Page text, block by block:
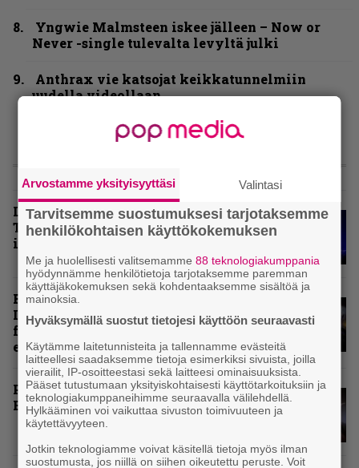
Yngwie Malmsteen iskee jälleen – Now or
Never -single tulevalta levyltä julki
Anthrax vie katsojat keikkatunnelmiin
uudella videollaan
Livearvio: Loppuunmyyty
Tavastia saatteli Sepulturan
ikiuneen
Rokki Raikasi Tampereella –
Infernon neljä väkevää nostoa
festarin kakkospäivän
esityksistä
Paluu vanhaan liittoon – Arch
Enemy Tavastialla
Arvostamme yksityisyyttäsi Valintasi
Tarvitsemme suostumuksesi tarjotaksemme
henkilökohtaisen käyttökokemuksen
Me ja huolellisesti valitsemamme88 teknologiakumppania
hyödynnämme henkilötietoja tarjotaksemme paremman
käyttäjäkokemuksen sekä kohdentaaksemme sisältöä ja
mainoksia.
Hyväksymällä suostut tietojesi käyttöön seuraavasti
Käytämme laitetunnisteita ja tallennamme evästeitä
laitteellesi saadaksemme tietoja esimerkiksi sivuista, joilla
vierailit, IP-osoitteestasi sekä laitteesi ominaisuuksista.
Pääset tutustumaan yksityiskohtaisesti käyttötarkoituksiin ja
teknologiakumppaneihimme seuraavalla välilehdellä.
Hylkääminen voi vaikuttaa sivuston toimivuuteen ja
käytettävyyteen.
Jotkin teknologiamme voivat käsitellä tietoja myös ilman
suostumusta, jos niillä on siihen oikeutettu peruste. Voit